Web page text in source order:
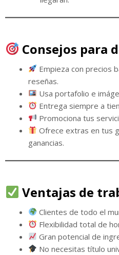
Consejos para
Empieza con precios
reseñas.
Usa portafolio e
Entrega siempre a
Promociona tus
Ofrece extras en tus
ganancias.
Ventajas de
Clientes de todo el
Flexibilidad total de
Gran potencial de
No necesitas título